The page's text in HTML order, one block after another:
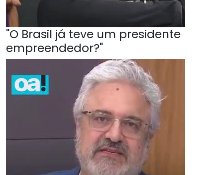
"O Brasil já teve um presidente
empreendedor?"